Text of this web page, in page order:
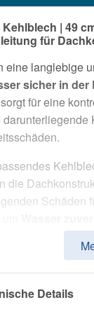
| 49
für
eine langlebige
sicher in
für eine
die
Schäden
zu schützen. Er
und
hoheDetails